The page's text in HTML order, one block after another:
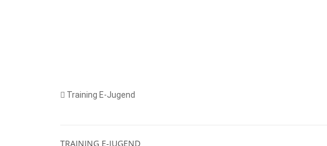
Training E-Jugend
TRAINING E-JUGEND